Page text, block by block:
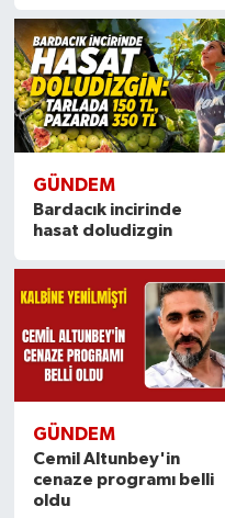
GÜNDEM
Bardacık incirinde
hasat doludizgin
GÜNDEM
Cemil Altunbey'in
cenaze programı belli
oldu